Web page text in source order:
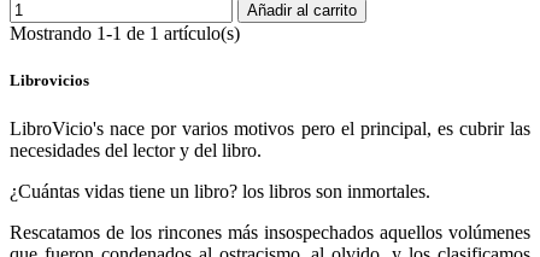
Añadir al carrito
Mostrando 1-1 de 1 artículo(s)
Librovicios
LibroVicio's nace por varios motivos pero el principal, es cubrir las
necesidades del lector y del libro.
¿Cuántas vidas tiene un libro? los libros son inmortales.
Rescatamos de los rincones más insospechados aquellos volúmenes